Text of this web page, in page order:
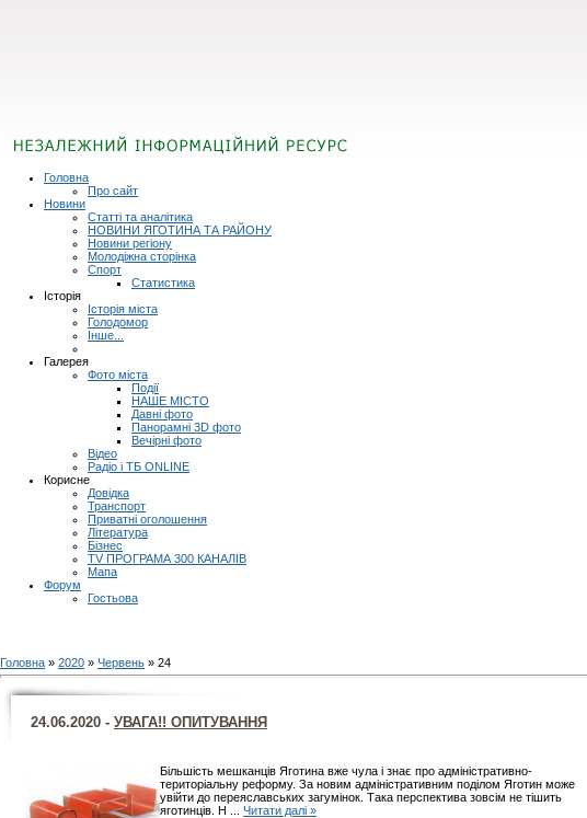
Головна
Про сайт
Новини
Статті та аналітика
НОВИНИ ЯГОТИНА ТА РАЙОНУ
Новини регіону
Молодіжна сторінка
Спорт
Статистика
Історія
Історія міста
Голодомор
Інше...
Галерея
Фото міста
Події
НАШЕ МІСТО
Давні фото
Панорамні 3D фото
Вечірні фото
Відео
Радіо і ТБ ONLINE
Корисне
Довідка
Транспорт
Приватні оголошення
Література
Бізнес
TV ПРОГРАМА 300 КАНАЛІВ
Мапа
Форум
Гостьова
Головна » 2020 » Червень » 24
24.06.2020 - УВАГА!! ОПИТУВАННЯ
Більшість мешканців Яготина вже чула і знає про адміністративно-
територіальну реформу. За новим адміністративним поділом Яготин може
увійти до переяславських загумінок. Така перспектива зовсім не тішить
яготинців. Н
Читати далі »